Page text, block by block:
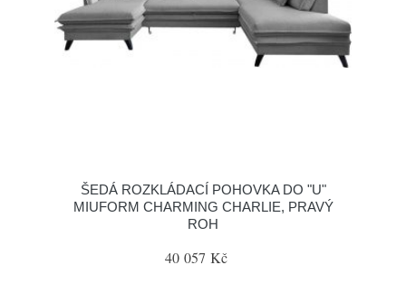
ŠEDÁ ROZKLÁDACÍ POHOVKA DO "U"
MIUFORM CHARMING CHARLIE, PRAVÝ
ROH
40 057 Kč